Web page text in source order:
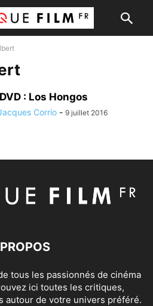
: Los Hongos
Corrio - 9 juillet 2016
tous les passionnés de cinéma
ici toutes les critiques,
autour de votre univers préféré.